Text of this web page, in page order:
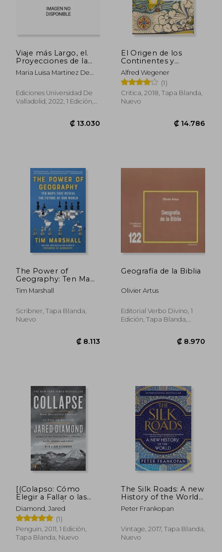
₡ 16.728 ₡
Viaje más Largo, el.
Proyecciones de la
Primera Vuelta al
Mundo
Maria Luisa Martinez De
Martinez Martinez; Jesus
M&Ordf; Porro Gutierrez
Ediciones Universidad De
Valladolid, 2022, 1 Edición,
El Origen de los
Continentes y
Océanos
Alfred Wegener
(1)
Critica, 2018, Tapa Blanda,
Nuevo
The Power of
Geography: Ten Maps
That Reveal the
Future of our World
(en Inglés)
Tim Marshall
Scribner, Tapa Blanda,
Nuevo
Geografía de la Biblia
Olivier Artus
Editorial Verbo Divino, 1
Edición, Tapa Blanda,
[(Colapso: Cómo
Elegir a Fallar o las
Sociedades Éxito)]
[Autor: Profesor de la
Geografía Jared
Diamond] Publicado
en (Abril, 2011) (en
Diamond, Jared
(1)
Penguin, 2011, 1 Edición,
Tapa Blanda, Nuevo
The Silk Roads: A new
History of the World
(en Inglés)
Peter Frankopan
Vintage, 2017, Tapa Blanda,
Nuevo